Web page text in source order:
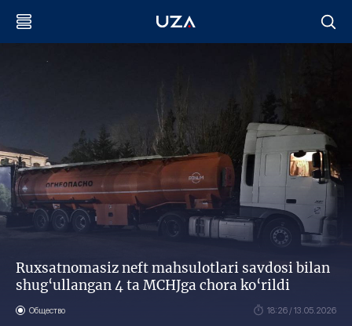
Ruxsatnomasiz neft mahsulotlari savdosi bilan
shug‘ullangan 4 ta MCHJga chora ko‘rildi
Общество 18:26 / 13.05.2026